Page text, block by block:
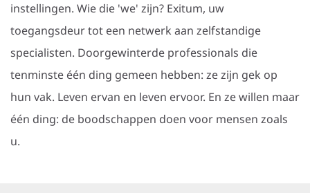
instellingen. Wie die 'we' zijn? Exitum, uw
toegangsdeur tot een netwerk aan zelfstandige
specialisten. Doorgewinterde professionals die
tenminste één ding gemeen hebben: ze zijn gek op
hun vak. Leven ervan en leven ervoor. En ze willen maar
één ding: de boodschappen doen voor mensen zoals
u.